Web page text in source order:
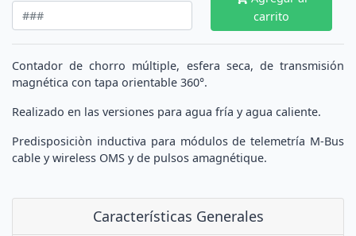
carrito
Contador de chorro múltiple, esfera seca, de transmisión
magnética con tapa orientable 360°.
Realizado en las versiones para agua fría y agua caliente.
Predisposiciòn inductiva para módulos de telemetría M-Bus
cable y wireless OMS y de pulsos amagnétique.
Características Generales